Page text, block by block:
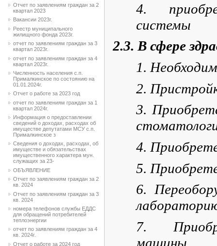
Отчет по заявлениям граждан за 2
квартал 2023
Вакансии 2023г.
Реестр муниципального
жилищного фонда 2023г.
отчет по заявлениям граждан за 3
квартал 2023г.
отчет по заявлениям граждан за 4
квартал 2023г.
Численность населения с.п.
Прималкинское по состоянию на
01.01.2024г.
Отчет о работе за 2023 год
отчет по заявлениям граждан за 1
квартал 2024г.
Информация о предоставлении
сведений о доходах, расходах об
имуществе депутатами МСУ с.п.
Прималкинское з
Сведения о доходах, расходах, об
имуществе и обязательствах
имущественного характера мун.
служащих за 23-
ОБЪЯВЛЕНИЕ
Отчет по заявлениям граждан за 2
кв. 2024
Отчет по заявлениям граждан за 3
кв. 2024
номера телефонов службы ЕДДС
для обращений потребителей
теплоэнергии
отчет по заявлениям граждан за 4
кв. 2024г.
Отчет о работе за 2024 год
4.
системы
2.3. В сфере
1.
2.
3.
4.
5.
6.
7.
машины